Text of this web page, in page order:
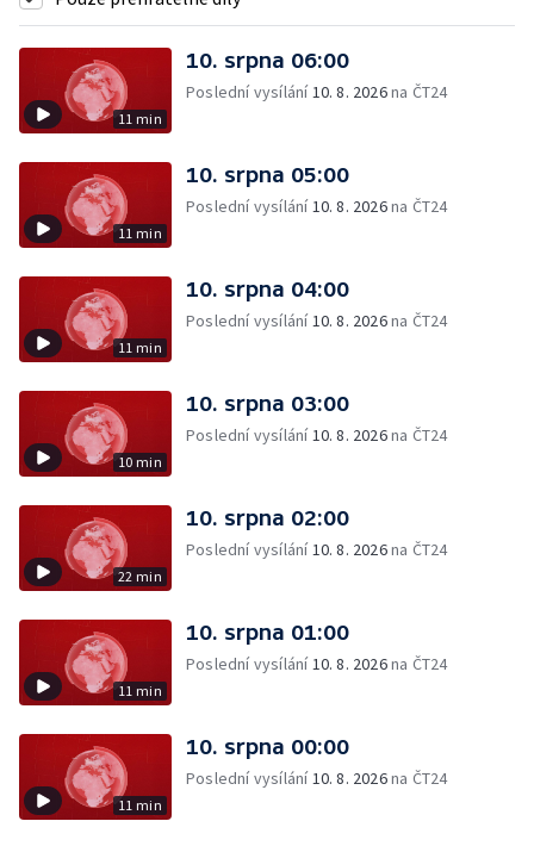
11 min
10. srpna 06:00
Poslední vysílání10. 8. 2026na ČT24
11 min
10. srpna 05:00
Poslední vysílání10. 8. 2026na ČT24
11 min
10. srpna 04:00
Poslední vysílání10. 8. 2026na ČT24
10 min
10. srpna 03:00
Poslední vysílání10. 8. 2026na ČT24
22 min
10. srpna 02:00
Poslední vysílání10. 8. 2026na ČT24
11 min
10. srpna 01:00
Poslední vysílání10. 8. 2026na ČT24
11 min
10. srpna 00:00
Poslední vysílání10. 8. 2026na ČT24